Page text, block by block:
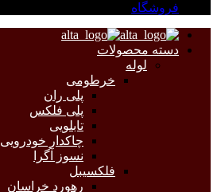
فروشگاه
دسته محصولات
لوله
خرطومی
پلی ران
پلی فلکس
تابلویی
چاکدار خودرویی
نسوز آگرا
فلکسیبل
رهورد خراسان